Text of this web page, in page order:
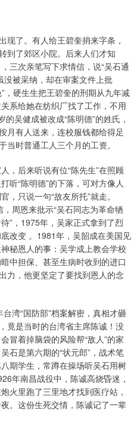
现了。有人给王碧奎捎来字条，
到了郊区小院。后来人们才知
三次亲笔写下求情信，说“吴石通
没被采纳，却在审案文件上批
，硬生生把王碧奎的刑期从九年减
系给她在纺织厂找了工作，不用
吴健成被改成“陈明德”的姓氏，
月有人送来，连校服钱都给得足
时普通工人三个月的工资。
，后来听说有位“陈先生”在照顾
听“陈明德”的下落，可对方像人
，只说一句“故友所托”就走。
周恩来批示“吴石同志为革命牺
”，1975年，吴家正式拿到了烈
改变 。1981年，吴韶成在美国见
秘恩人的事：吴学成上教会学校
中担保、甚至生病时收到的进口
力，他更坚定了要找到恩人的念
湾“国防部”档案解密，真相才砸
竟是当时的台湾省主席陈诚！没
冒着掉脑袋的风险帮“敌人”的家
石是第六期的“状元郎”，战术笔
期学生，常蹲在操场听吴石用树
年南昌战役中，陈诚高烧昏迷，
火里跑了三里地才找到医疗站，
。这份生死交情，陈诚记了一辈